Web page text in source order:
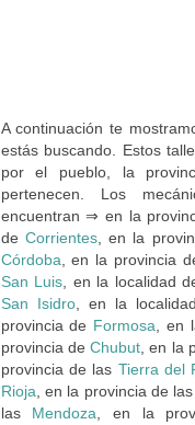
A continuación te
estás buscando. Estos
por el pueblo, la
pertenecen. Los
encuentran ⇒ en la
de Corrientes, en la
Córdoba , en la provincia
San Luis , en la localidad
San Isidro, en la
provincia de Formosa , en
provincia deChubut , en la
provincia de las Tierra del
Rioja , en la provincia de las
las Mendoza , en la